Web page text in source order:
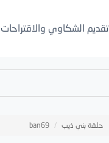
تقديم الشكاوي والاقتراحات
حلقة بني ذيب ban69